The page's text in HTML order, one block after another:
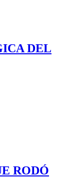
DEL
RODÓ